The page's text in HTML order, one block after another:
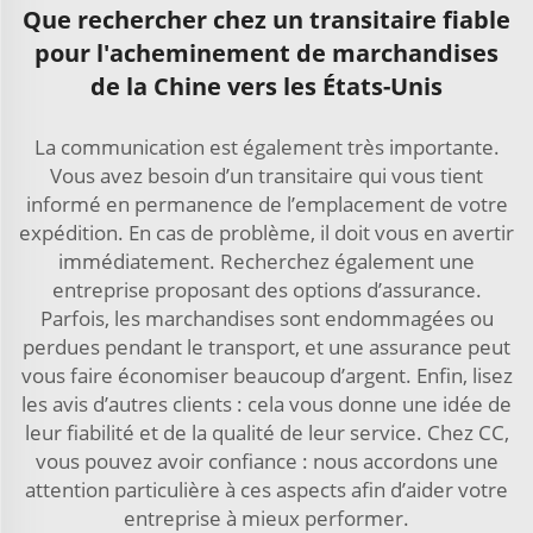
Que rechercher chez un transitaire fiable
pour l'acheminement de marchandises
de la Chine vers les États-Unis
La communication est également très importante.
Vous avez besoin d’un transitaire qui vous tient
informé en permanence de l’emplacement de votre
expédition. En cas de problème, il doit vous en avertir
immédiatement. Recherchez également une
entreprise proposant des options d’assurance.
Parfois, les marchandises sont endommagées ou
perdues pendant le transport, et une assurance peut
vous faire économiser beaucoup d’argent. Enfin, lisez
les avis d’autres clients : cela vous donne une idée de
leur fiabilité et de la qualité de leur service. Chez CC,
vous pouvez avoir confiance : nous accordons une
attention particulière à ces aspects afin d’aider votre
entreprise à mieux performer.